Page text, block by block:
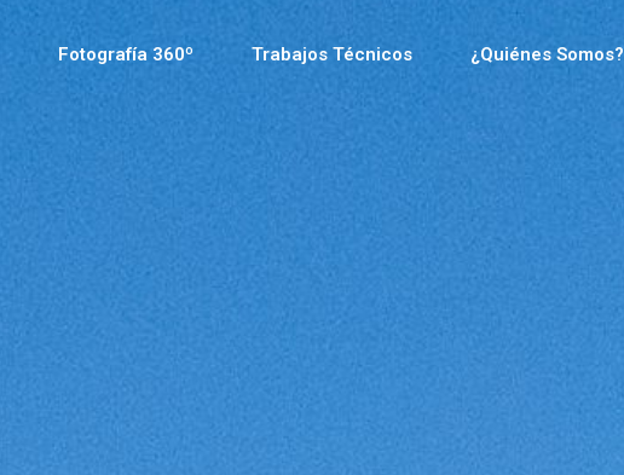
Fotografía 360º Trabajos Técnicos ¿Quiénes Somos?